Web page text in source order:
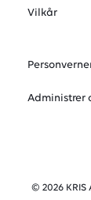
Vilkår
Administrer
© 2026 KRIS